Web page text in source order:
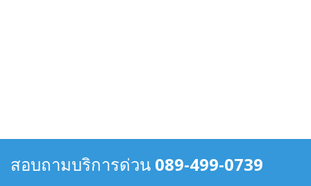
สอบถามบริการด่วน 089-499-0739